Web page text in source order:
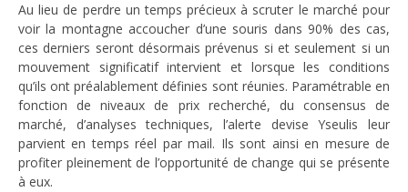
Au lieu de perdre un temps précieux à scruter le marché pour
voir la montagne accoucher d’une souris dans 90% des cas,
ces derniers seront désormais prévenus si et seulement si un
mouvement significatif intervient et lorsque les conditions
qu’ils ont préalablement définies sont réunies. Paramétrable en
fonction de niveaux de prix recherché, du consensus de
marché, d’analyses techniques, l’alerte devise Yseulis leur
parvient en temps réel par mail. Ils sont ainsi en mesure de
profiter pleinement de l’opportunité de change qui se présente
à eux.